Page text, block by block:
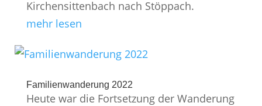
Kirchensittenbach nach Stöppach.
mehr lesen
Familienwanderung 2022
Heute war die Fortsetzung der Wanderung